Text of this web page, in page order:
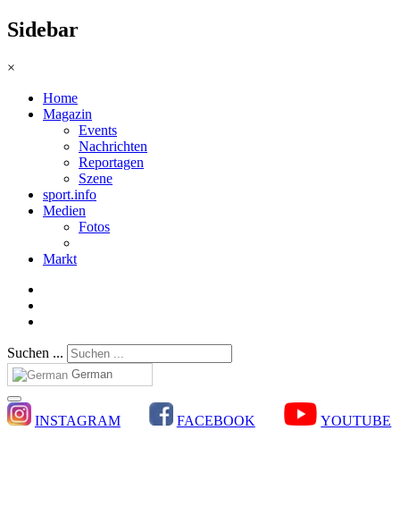
Sidebar
×
Home
Magazin
Events
Nachrichten
Reportagen
Szene
sport.info
Medien
Fotos
Markt
Suchen ...
German
INSTAGRAM FACEBOOK YOUTUBE